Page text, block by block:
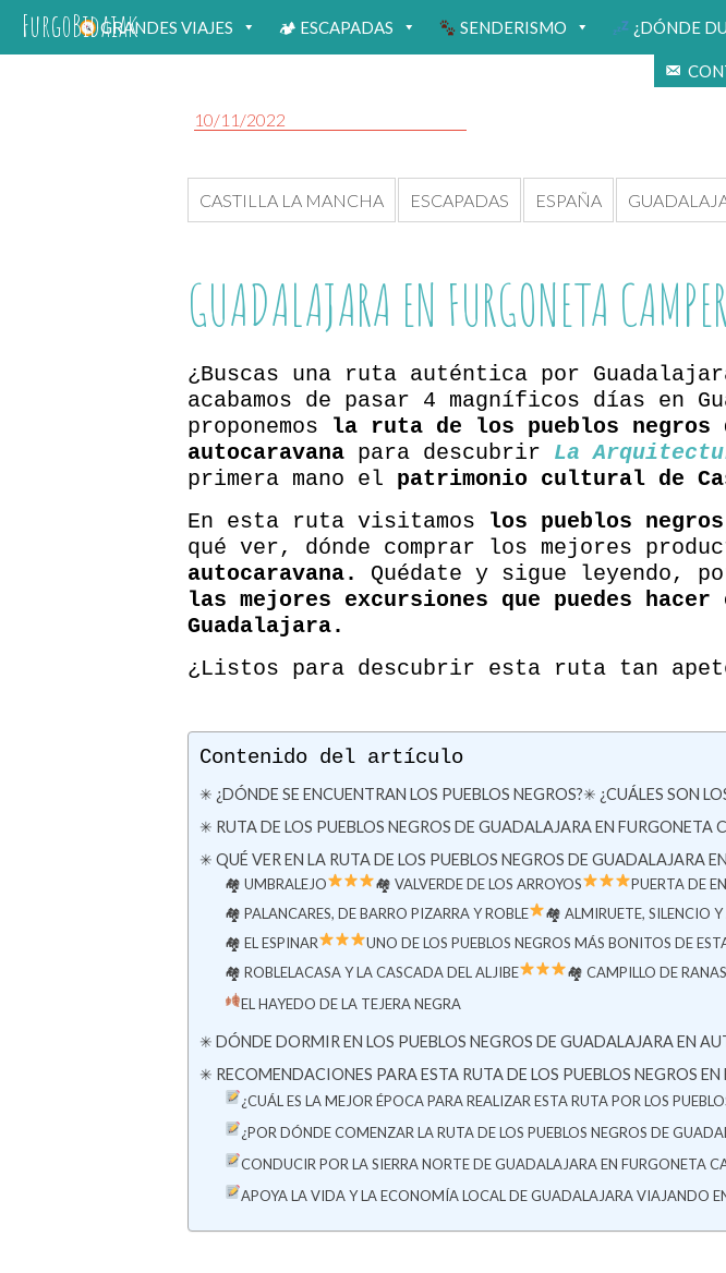
FurgoBidaiakGRANDES VIAJES 🏕 ESCAPADAS SENDERISMO ¿DÓNDE
10/11/2022
CASTILLA LA MANCHA ESCAPADAS ESPAÑA
GUADALAJARA EN FURGONETA
¿Buscas una ruta auténtica por
acabamos de pasar 4 magníficos días en
proponemos la ruta de los pueblos negros
autocaravana para descubrir La
primera mano el patrimonio cultural de
En esta ruta visitamos los pueblos
qué ver, dónde comprar los mejores
autocaravana.
Quédate y sigue leyendo,
las mejores excursiones
que puedes
Guadalajara.
¿Listos para descubrir esta ruta tan
Contenido del artículo
✳ ¿DÓNDE SE ENCUENTRAN LOS PUEBLOS NEGROS?✳ ¿CUÁLES SON
✳ RUTA DE LOS PUEBLOS NEGROS DE GUADALAJARA EN
✳ QUÉ VER EN LA RUTA DE LOS PUEBLOS NEGROS DE GUADALAJARA
🏘 UMBRALEJO 🏘 VALVERDE DE LOS ARROYOS
PUERTA DE
🏘 PALANCARES, DE BARRO PIZARRA Y ROBLE
🏘 ALMIRUETE, SILENCIO Y
🏘 EL ESPINAR
UNO DE LOS PUEBLOS NEGROS MÁS BONITOS DE
🏘 ROBLELACASA Y LA CASCADA DEL ALJIBE
🏘 CAMPILLO DE RANAS
EL HAYEDO DE LA TEJERA NEGRA
✳ DÓNDE DORMIR EN LOS PUEBLOS NEGROS DE GUADALAJARA EN
✳ RECOMENDACIONES PARA ESTA RUTA DE LOS PUEBLOS NEGROS
¿CUÁL ES LA MEJOR ÉPOCA PARA REALIZAR ESTA RUTA POR LOS
¿POR DÓNDE COMENZAR LA RUTA DE LOS PUEBLOS NEGROS DE
CONDUCIR POR LA SIERRA NORTE DE GUADALAJARA EN FURGONETA
APOYA LA VIDA Y LA ECONOMÍA LOCAL DE GUADALAJARA VIAJANDO